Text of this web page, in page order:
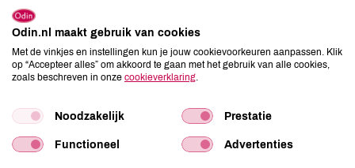
Aardnoten
onbekend
Ei
onbekend
Gluten
onbekend
Lupine
onbekend
Mosterd
onbekend
Odin.nl maakt gebruik van cookies
Met de vinkjes en instellingen kun je jouw cookievoorkeuren aanpassen. Klik
op “Accepteer alles” om akkoord te gaan met het gebruik van alle cookies,
zoals beschreven in onze cookieverklaring.
Noodzakelijk Prestatie
Functioneel Advertenties